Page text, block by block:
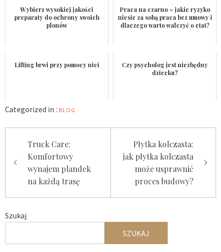
Wybierz wysokiej jakości
preparaty do ochrony swoich
plonów
Praca na czarno – jakie ryzyko
niesie za sobą praca bez umowy i
dlaczego warto walczyć o etat?
Lifting brwi przy pomocy nici
Czy psycholog jest niezbędny
dziecku?
Categorized in : BLOG
wpisuTruck Care:
Komfortowy
wynajem plandek
na każdą trasę
Płytka kolczasta:
jak płytka kolczasta
może usprawnić
proces budowy?
Szukaj
SZUKAJ